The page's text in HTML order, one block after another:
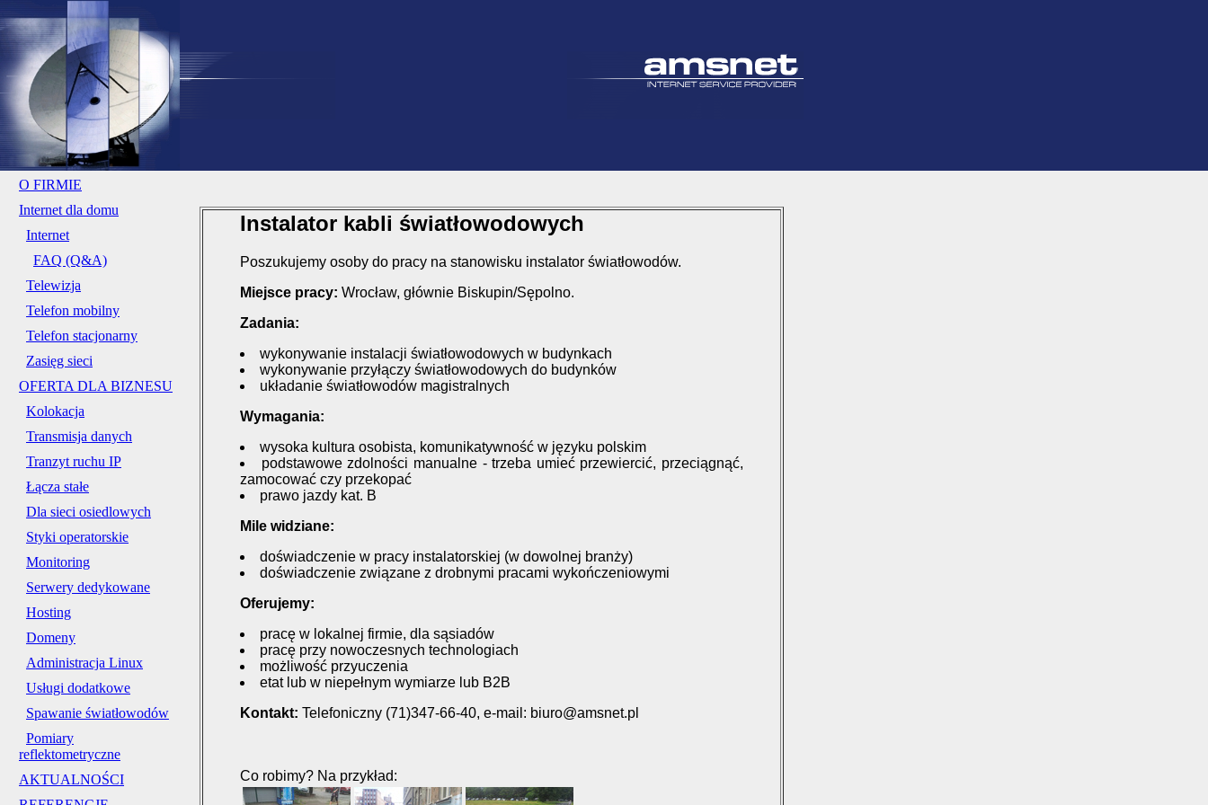
O FIRMIE
Internet dla domu
Internet
FAQ (Q&A)
Telewizja
Telefon mobilny
Telefon stacjonarny
Zasięg sieci
OFERTA DLA BIZNESU
Kolokacja
Transmisja danych
Tranzyt ruchu IP
Łącza stałe
Dla sieci osiedlowych
Styki operatorskie
Monitoring
Serwery dedykowane
Hosting
Domeny
Administracja Linux
Usługi dodatkowe
Spawanie światłowodów
Pomiary
reflektometryczne
AKTUALNOŚCI
Instalator kabli światłowodowych
Poszukujemy osoby do pracy na stanowisku instalator światłowodów.
Miejsce pracy: Wrocław, głównie Biskupin/Sępolno.
Zadania:
wykonywanie instalacji światłowodowych w budynkach
wykonywanie przyłączy światłowodowych do budynków
układanie światłowodów magistralnych
Wymagania:
wysoka kultura osobista, komunikatywność w języku polskim
podstawowe zdolności manualne - trzeba umieć przewiercić, przeciągnąć,
zamocować czy przekopać
prawo jazdy kat. B
Mile widziane:
doświadczenie w pracy instalatorskiej (w dowolnej branży)
doświadczenie związane z drobnymi pracami wykończeniowymi
Oferujemy:
pracę w lokalnej firmie, dla sąsiadów
pracę przy nowoczesnych technologiach
możliwość przyuczenia
etat lub w niepełnym wymiarze lub B2B
Kontakt: Telefoniczny (71)347-66-40, e-mail: biuro@amsnet.pl
Co robimy? Na przykład: